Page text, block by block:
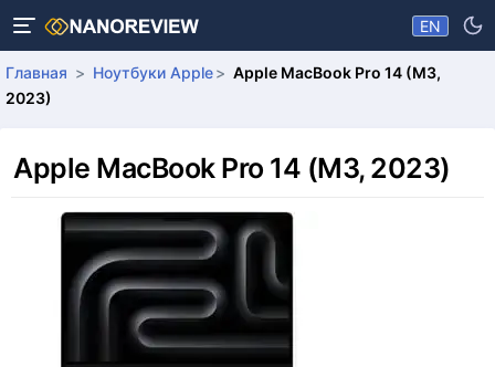
EN
Главная Ноутбуки Apple
Apple MacBook Pro 14 (M3,
2023)
Apple MacBook Pro 14 (M3, 2023)